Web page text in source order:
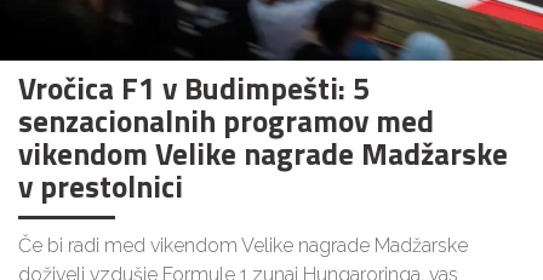
Vročica F1 v Budimpešti: 5
senzacionalnih programov med
vikendom Velike nagrade Madžarske
v prestolnici
Če bi radi med vikendom Velike nagrade Madžarske
doživeli vzdušje Formule 1 zunaj Hungaroringa, vas